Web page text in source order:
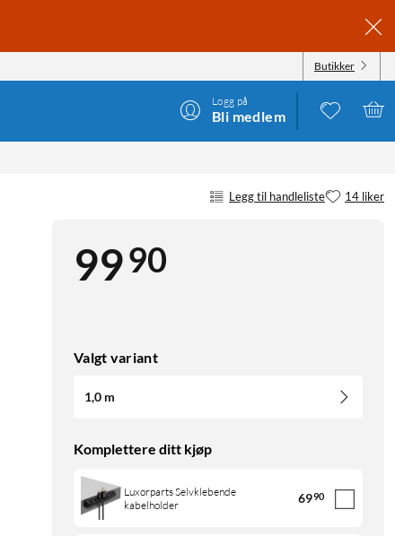
Butikker
Logg på
Bli medlem
Legg til handleliste 14 liker
9990
Valgt variant
1,0 m
Komplettere ditt kjøp
Luxorparts Selvklebende
kabelholder
6990